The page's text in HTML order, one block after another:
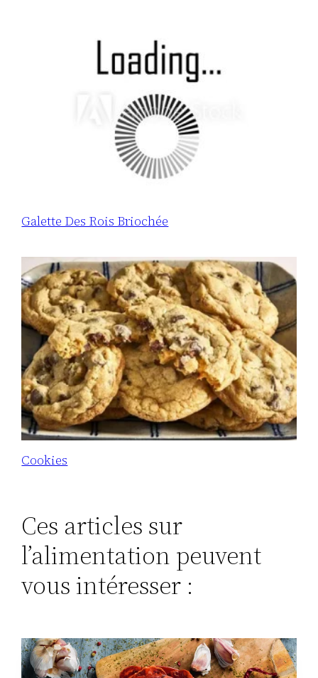
Galette Des Rois Briochée
Cookies
Ces articles sur
l’alimentation peuvent
vous intéresser :